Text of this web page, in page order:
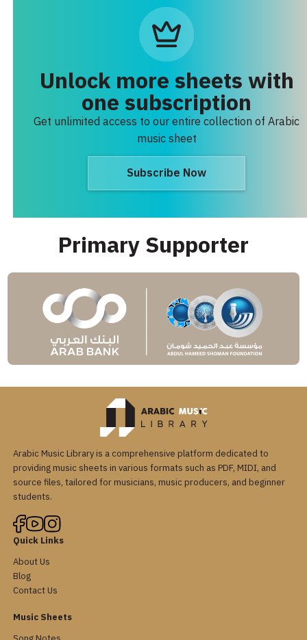
Unlock more sheets with
one subscription
Get unlimited access to our entire collection of Arabic
music sheet
Subscribe Now
Primary Supporter
Arabic Music Library is a comprehensive platform dedicated to
providing music sheets in various formats such as PDF, MIDI, and
source files, tailored for musicians, music producers, and beginner
students.
Quick Links
About Us
Blog
Contact Us
Music Sheets